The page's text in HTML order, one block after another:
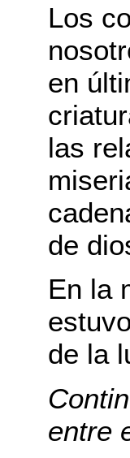
Los
en
las
de
En la
de la
entre